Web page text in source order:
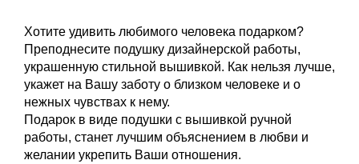
Хотите удивить любимого человека подарком?
Преподнесите подушку дизайнерской работы,
украшенную стильной вышивкой. Как нельзя лучше,
укажет на Вашу заботу о близком человеке и о
нежных чувствах к нему.
Подарок в виде подушки с вышивкой ручной
работы, станет лучшим объяснением в любви и
желании укрепить Ваши отношения.